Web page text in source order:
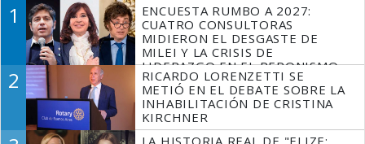
1
ENCUESTA RUMBO A 2027:
CUATRO CONSULTORAS
MIDIERON EL DESGASTE DE
MILEI Y LA CRISIS DE
LIDERAZGO EN EL PERONISMO
2
RICARDO LORENZETTI SE
METIÓ EN EL DEBATE SOBRE LA
INHABILITACIÓN DE CRISTINA
KIRCHNER
LA HISTORIA REAL DE "ELIZE: